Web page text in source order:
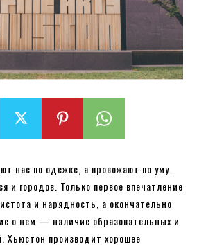
нас по одежке, а провожают по уму.
и городов. Только первое впечатление
и нарядность, а окончательно
о нем — наличие образовательных и
Хьюстон производит хорошее